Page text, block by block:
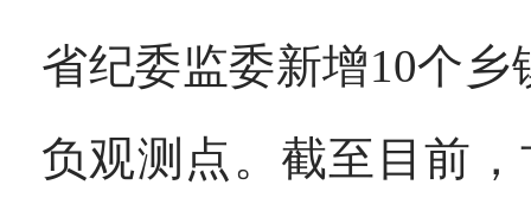
省纪委监委新增10个
负观测点。截至目前